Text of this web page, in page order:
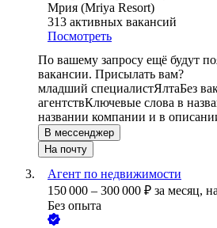
Мрия (Mriya Resort)
313 активных вакансий
Посмотреть
По вашему запросу ещё будут
вакансии. Присылать вам?
младший специалистЯлтаБез
агентствКлючевые слова в
названии компании и в
В мессенджер
На почту
Агент по недвижимости
150 000 – 300 000 ₽ за месяц,
Без опыта